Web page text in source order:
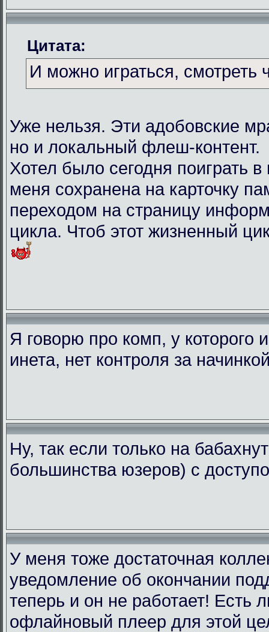
Цитата:
И можно играться, смотреть
Уже нельзя. Эти адобовские
но и локальный флеш-контент.
Хотел было сегодня поиграть
меня сохранена на карточку
переходом на страницу
цикла. Чтоб этот жизненный
Я говорю про комп, у которого
инета, нет контроля за
Ну, так если только на
большинства юзеров) с
У меня тоже достаточная
уведомление об окончании
теперь и он не работает! Есть
офлайновый плеер для этой